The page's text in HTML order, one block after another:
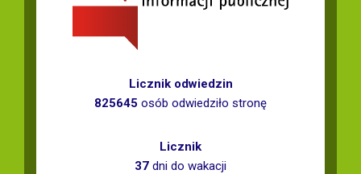
Licznik odwiedzin
825645 osób odwiedziło stronę
Licznik
37 dni do wakacji